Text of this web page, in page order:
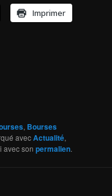
Imprimer
, Bourses
avecActualité,
avec sonpermalien.